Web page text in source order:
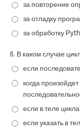
за повторение
за отладку
за обработку
5. В каком случае
если
когда
если в теле
если указать в